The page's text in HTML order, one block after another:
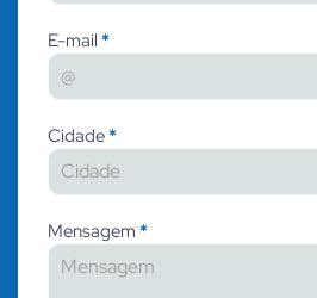
E-mail *
Cidade*
Mensagem *